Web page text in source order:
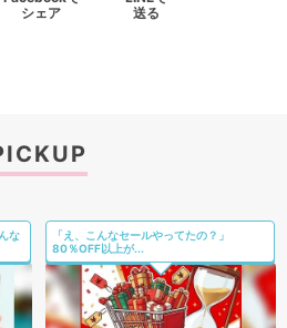
シェア
送る
な
「え、こんなセールやってたの？」
80％OFF以上が...